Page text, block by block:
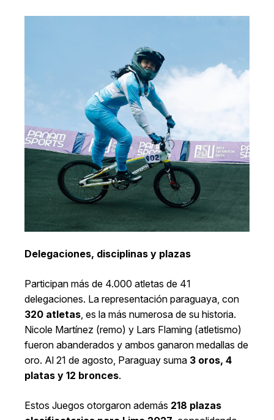
Delegaciones, disciplinas y plazas
Participan más de 4.000 atletas de 41
delegaciones. La representación paraguaya, con
320 atletas , es la más numerosa de su historia.
Nicole Martínez (remo) y Lars Flaming (atletismo)
fueron abanderados y ambos ganaron medallas de
oro. Al 21 de agosto, Paraguay suma 3 oros, 4
platas y 12 bronces.
Estos Juegos otorgaron además 218 plazas